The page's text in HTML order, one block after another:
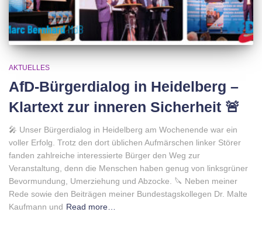
AKTUELLES
AfD-Bürgerdialog in Heidelberg –
Klartext zur inneren Sicherheit 🚨
🎤 Unser Bürgerdialog in Heidelberg am Wochenende war ein
voller Erfolg. Trotz den dort üblichen Aufmärschen linker Störer
fanden zahlreiche interessierte Bürger den Weg zur
Veranstaltung, denn die Menschen haben genug von linksgrüner
Bevormundung, Umerziehung und Abzocke. 🔪 Neben meiner
Rede sowie den Beiträgen meiner Bundestagskollegen Dr. Malte
Kaufmann und Read more…